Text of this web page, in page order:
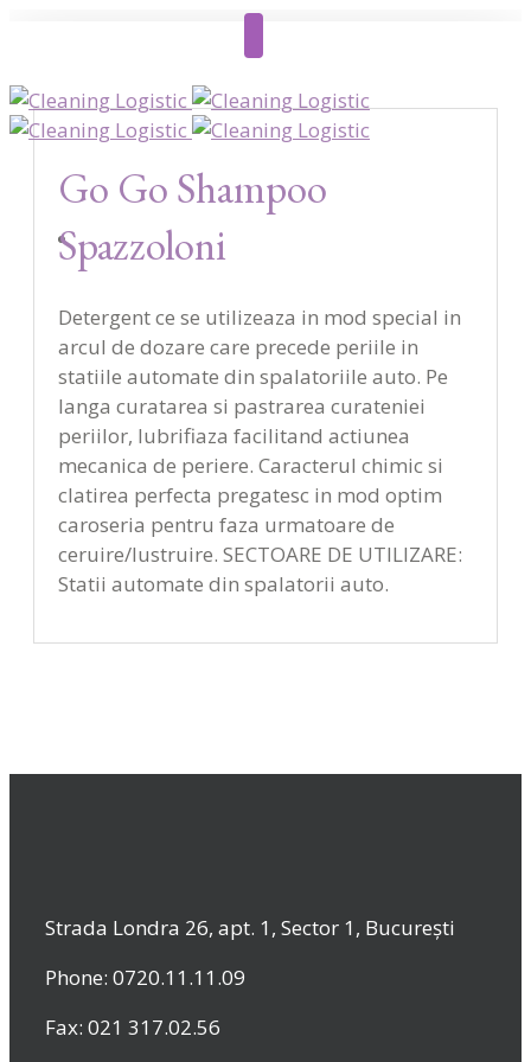
Go Go Shampoo
Spazzoloni
Detergent ce se utilizeaza in mod special in
arcul de dozare care precede periile in
statiile automate din spalatoriile auto. Pe
langa curatarea si pastrarea curateniei
periilor, lubrifiaza facilitand actiunea
mecanica de periere. Caracterul chimic si
clatirea perfecta pregatesc in mod optim
caroseria pentru faza urmatoare de
ceruire/lustruire. SECTOARE DE UTILIZARE:
Statii automate din spalatorii auto.
Strada Londra 26, apt. 1, Sector 1, București
Phone: 0720.11.11.09
Fax: 021 317.02.56